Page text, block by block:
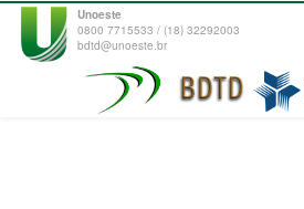
Unoeste
0800 7715533 / (18) 32292003
bdtd@unoeste.br